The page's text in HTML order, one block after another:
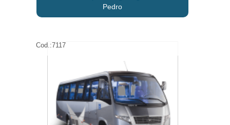
Pedro
Cod.:7117